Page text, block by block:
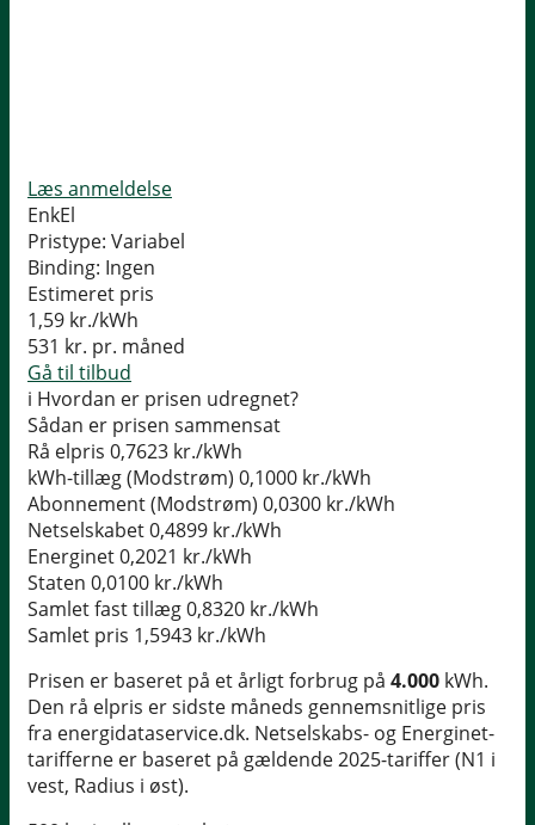
Læs anmeldelse
EnkEl
Pristype: Variabel
Binding: Ingen
Estimeret pris
1,59 kr./kWh
531 kr. pr. måned
Gå til tilbud
i Hvordan er prisen udregnet?
Sådan er prisen sammensat
Rå elpris 0,7623 kr./kWh
kWh-tillæg (Modstrøm) 0,1000 kr./kWh
Abonnement (Modstrøm) 0,0300 kr./kWh
Netselskabet0,4899 kr./kWh
Energinet0,2021 kr./kWh
Staten 0,0100 kr./kWh
Samlet fast tillæg0,8320 kr./kWh
Samlet pris 1,5943 kr./kWh
Prisen er baseret på et årligt forbrug på 4.000 kWh.
Den rå elpris er sidste måneds gennemsnitlige pris
fra energidataservice.dk. Netselskabs- og Energinet-
tarifferne er baseret på gældende 2025-tariffer (N1 i
vest, Radius i øst).